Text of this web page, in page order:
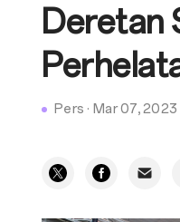
Deretan
Pers · Mar 07, 2023